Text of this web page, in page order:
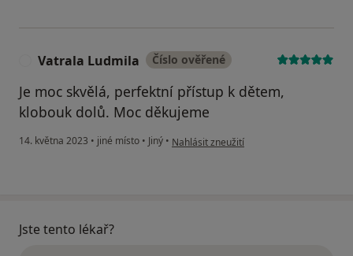
Vatrala Ludmila Číslo ověřené
Je moc skvělá, perfektní přístup k dětem,
klobouk dolů. Moc děkujeme
14. května 2023 • jiné místo • Jiný • podle názoru uživatele Vatrala Ludmila
Nahlásit zneužití
Jste tento lékař?